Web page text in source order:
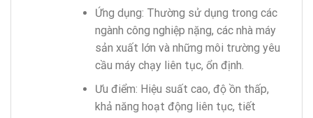
Ứng dụng: Thường sử dụng trong các
ngành công nghiệp nặng, các nhà máy
sản xuất lớn và những môi trường yêu
cầu máy chạy liên tục, ổn định.
Ưu điểm: Hiệu suất cao, độ ồn thấp,
khả năng hoạt động liên tục, tiết